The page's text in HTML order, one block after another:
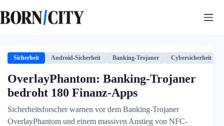
Inhalt
springen
Sicherheit Android-Sicherheit Banking-Trojaner Cybersicherheit
OverlayPhantom: Banking-Trojaner
bedroht 180 Finanz-Apps
Sicherheitsforscher warnen vor dem Banking-Trojaner
OverlayPhantom und einem massiven Anstieg von NFC-